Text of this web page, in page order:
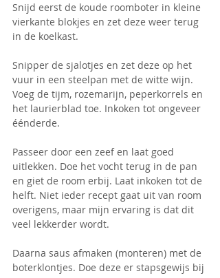
Snijd eerst de koude roomboter in kleine
vierkante blokjes en zet deze weer terug
in de koelkast.
Snipper de sjalotjes en zet deze op het
vuur in een steelpan met de witte wijn.
Voeg de tijm, rozemarijn, peperkorrels en
het laurierblad toe. Inkoken tot ongeveer
éénderde.
Passeer door een zeef en laat goed
uitlekken. Doe het vocht terug in de pan
en giet de room erbij. Laat inkoken tot de
helft. Niet ieder recept gaat uit van room
overigens, maar mijn ervaring is dat dit
veel lekkerder wordt.
Daarna saus afmaken (monteren) met de
boterklontjes. Doe deze er stapsgewijs bij